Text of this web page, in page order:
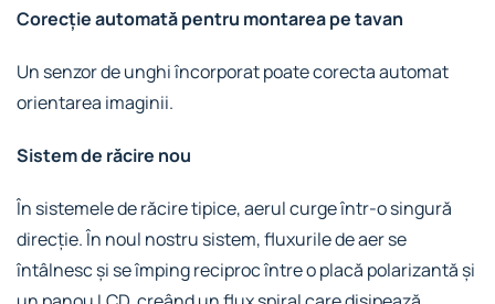
Corecție automată pentru montarea pe tavan
Un senzor de unghi încorporat poate corecta automat
orientarea imaginii.
Sistem de răcire nou
În sistemele de răcire tipice, aerul curge într-o singură
direcție. În noul nostru sistem, fluxurile de aer se
întâlnesc și se împing reciproc între o placă polarizantă și